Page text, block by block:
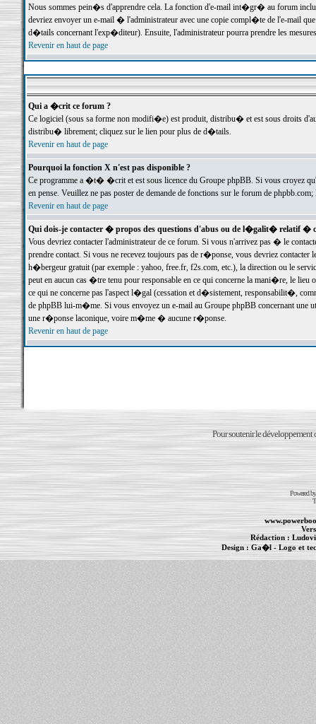
Nous sommes pein�s d'apprendre cela. La fonction d'e-mail int�gr� au forum inclut
devriez envoyer un e-mail � l'administrateur avec une copie compl�te de l'e-mail
d�tails concernant l'exp�diteur). Ensuite, l'administrateur pourra prendre les
Revenir en haut de page
Qui a �crit ce forum ?
Ce logiciel (sous sa forme non modifi�e) est produit, distribu� et est sous droits
distribu� librement; cliquez sur le lien pour plus de d�tails.
Revenir en haut de page
Pourquoi la fonction X n'est pas disponible ?
Ce programme a �t� �crit et est sous licence du Groupe phpBB. Si vous croyez
en pense. Veuillez ne pas poster de demande de fonctions sur le forum de
Revenir en haut de page
Qui dois-je contacter � propos des questions d'abus ou de l�galit� relatif �
Vous devriez contacter l'administrateur de ce forum. Si vous n'arrivez pas � le
prendre contact. Si vous ne recevez toujours pas de r�ponse, vous devriez
h�bergeur gratuit (par exemple : yahoo, free.fr, f2s.com, etc.), la direction ou le
peut en aucun cas �tre tenu pour responsable en ce qui concerne la mani�re, le
ce qui ne concerne pas l'aspect l�gal (cessation et d�sistement, responsabilit�,
de phpBB lui-m�me. Si vous envoyez un e-mail au Groupe phpBB concernant une
une r�ponse laconique, voire m�me � aucune r�ponse.
Revenir en haut de page
Pour soutenir le développement
Powered
Rédaction :
Design :Ga�l- Logo et
Informations :